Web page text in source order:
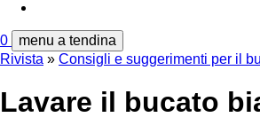
0
menu a tendina
Rivista » Consigli e suggerimenti per il
Lavare il bucato